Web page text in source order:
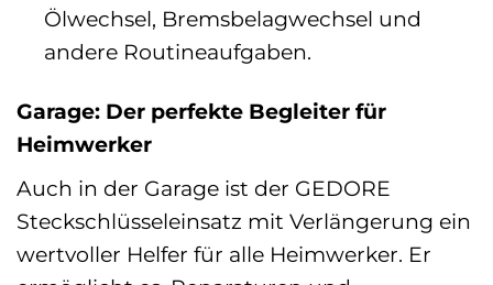
Ölwechsel, Bremsbelagwechsel und
andere Routineaufgaben.
Garage: Der perfekte Begleiter für
Heimwerker
Auch in der Garage ist der GEDORE
Steckschlüsseleinsatz mit Verlängerung ein
wertvoller Helfer für alle Heimwerker. Er